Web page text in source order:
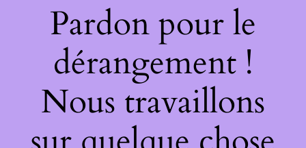
Pardon pour le
dérangement !
Nous travaillons